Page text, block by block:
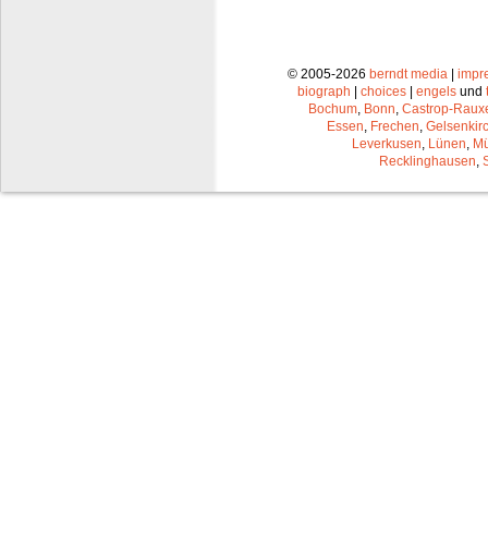
© 2005-2026 berndt media |
biograph | choices | engels und
Bochum Bonn Castrop-
Essen Frechen
Leverkusen Lünen
Recklinghausen